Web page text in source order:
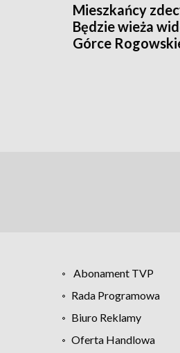
Mieszkańcy
Będzie wieża
Górce
Abonament TVP
Rada Programowa
Biuro Reklamy
Oferta Handlowa